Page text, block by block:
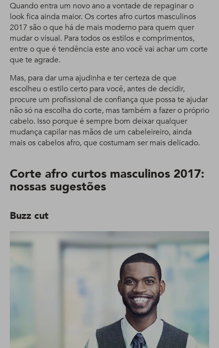
Quando entra um novo ano a vontade de repaginar o
look fica ainda maior. Os cortes afro curtos masculinos
2017 são o que há de mais moderno para quem quer
mudar o visual. Para todos os estilos e comprimentos,
entre o que é tendência este ano você vai achar um corte
que te agrade.
Mas, para dar uma ajudinha e ter certeza de que
escolheu o estilo certo para você, antes de decidir,
procure um profissional de confiança que possa te ajudar
não só na escolha do corte, mas também a fazer o próprio
cabelo. Isso porque é sempre bom deixar qualquer
mudança capilar nas mãos de um cabeleireiro, ainda
mais os cabelos afro, que costumam ser mais delicado.
Corte afro curtos masculinos 2017:
nossas sugestões
Buzz cut